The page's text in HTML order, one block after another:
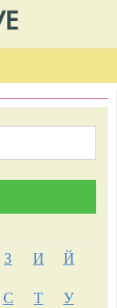
З И
Й
С Т
У